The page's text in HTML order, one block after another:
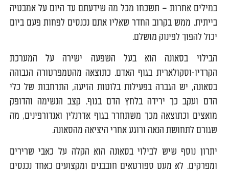
במילים אחרות – תשכחו מכל מה שידעתם עד היום על אמבטיה
בייתית. ממש בקרוב החדר שאליו אתם נכנסים לפחות פעם ביום
יכול להפוך לפינוק מושלם.
הבילוי בסאונה הוא בעל השפעה ישירה על המערכת
הקרדיו-וסקולארית בגוף האדם. כתוצאה מהטמפרטורה הגבוהה
בסאונה, יש הגברה בפעילות בלוטות הזיעה, התרחבות של כלי
הדם ועקב כך ירידה בלחץ הדם בגוף. קצב הנשימה והדופק
מואצים וכתוצאה מכך משתחרר בגוף אדרנלין ואנדורפינים, מה
שגורם לתחושת הנאה ורוגע אחרי היציאה מהסאונה.
יתרון נוסף שיש לבילוי בסאונה הוא הקלה על כאבי שרירים
ומפרקים. לא מעט ספורטאים חובבנים ומקצועים כאחד נכנסים